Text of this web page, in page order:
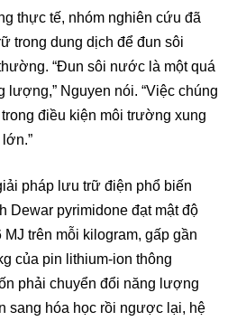
thực tế, nhóm nghiên cứu đã
trong dung dịch để đun sôi
“Đun sôi nước là một quá
lượng,” Nguyen nói. “Việc chúng
điều kiện môi trường xung
pháp lưu trữ điện phổ biến
Dewar pyrimidone đạt mật độ
trên mỗi kilogram, gấp gần
của pin lithium-ion thông
phải chuyển đổi năng lượng
sang hóa học rồi ngược lại, hệ